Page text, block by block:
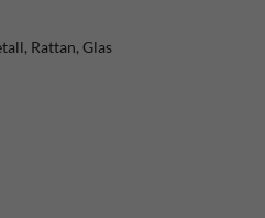
Rattan, Glas